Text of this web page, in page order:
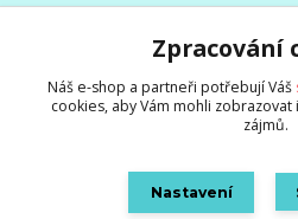
+420 705 976 386
info@zlevnenizbozi.cz
Zpracování
Náš e-shop a partneři potřebují Váš
cookies, aby Vám mohli zobrazovat
zájmů.
Nastavení